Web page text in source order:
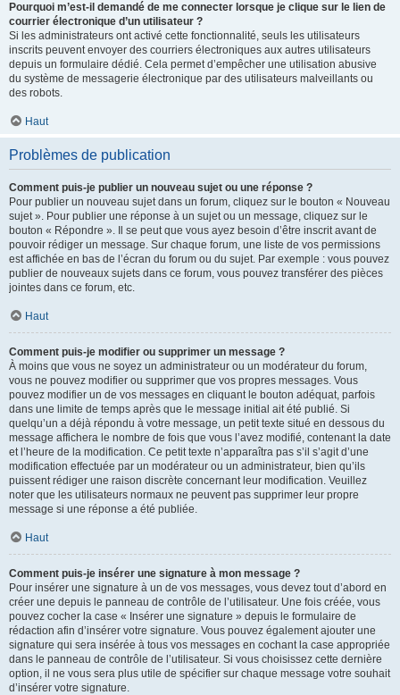
Pourquoi m’est-il demandé de me connecter lorsque je clique sur le lien de
courrier électronique d’un utilisateur ?
Si les administrateurs ont activé cette fonctionnalité, seuls les utilisateurs
inscrits peuvent envoyer des courriers électroniques aux autres utilisateurs
depuis un formulaire dédié. Cela permet d’empêcher une utilisation abusive
du système de messagerie électronique par des utilisateurs malveillants ou
des robots.
Haut
Problèmes de publication
Comment puis-je publier un nouveau sujet ou une réponse ?
Pour publier un nouveau sujet dans un forum, cliquez sur le bouton « Nouveau
sujet ». Pour publier une réponse à un sujet ou un message, cliquez sur le
bouton « Répondre ». Il se peut que vous ayez besoin d’être inscrit avant de
pouvoir rédiger un message. Sur chaque forum, une liste de vos permissions
est affichée en bas de l’écran du forum ou du sujet. Par exemple : vous pouvez
publier de nouveaux sujets dans ce forum, vous pouvez transférer des pièces
jointes dans ce forum, etc.
Haut
Comment puis-je modifier ou supprimer un message ?
À moins que vous ne soyez un administrateur ou un modérateur du forum,
vous ne pouvez modifier ou supprimer que vos propres messages. Vous
pouvez modifier un de vos messages en cliquant le bouton adéquat, parfois
dans une limite de temps après que le message initial ait été publié. Si
quelqu’un a déjà répondu à votre message, un petit texte situé en dessous du
message affichera le nombre de fois que vous l’avez modifié, contenant la date
et l’heure de la modification. Ce petit texte n’apparaîtra pas s’il s’agit d’une
modification effectuée par un modérateur ou un administrateur, bien qu’ils
puissent rédiger une raison discrète concernant leur modification. Veuillez
noter que les utilisateurs normaux ne peuvent pas supprimer leur propre
message si une réponse a été publiée.
Haut
Comment puis-je insérer une signature à mon message ?
Pour insérer une signature à un de vos messages, vous devez tout d’abord en
créer une depuis le panneau de contrôle de l’utilisateur. Une fois créée, vous
pouvez cocher la case « Insérer une signature » depuis le formulaire de
rédaction afin d’insérer votre signature. Vous pouvez également ajouter une
signature qui sera insérée à tous vos messages en cochant la case appropriée
dans le panneau de contrôle de l’utilisateur. Si vous choisissez cette dernière
option, il ne vous sera plus utile de spécifier sur chaque message votre souhait
d’insérer votre signature.